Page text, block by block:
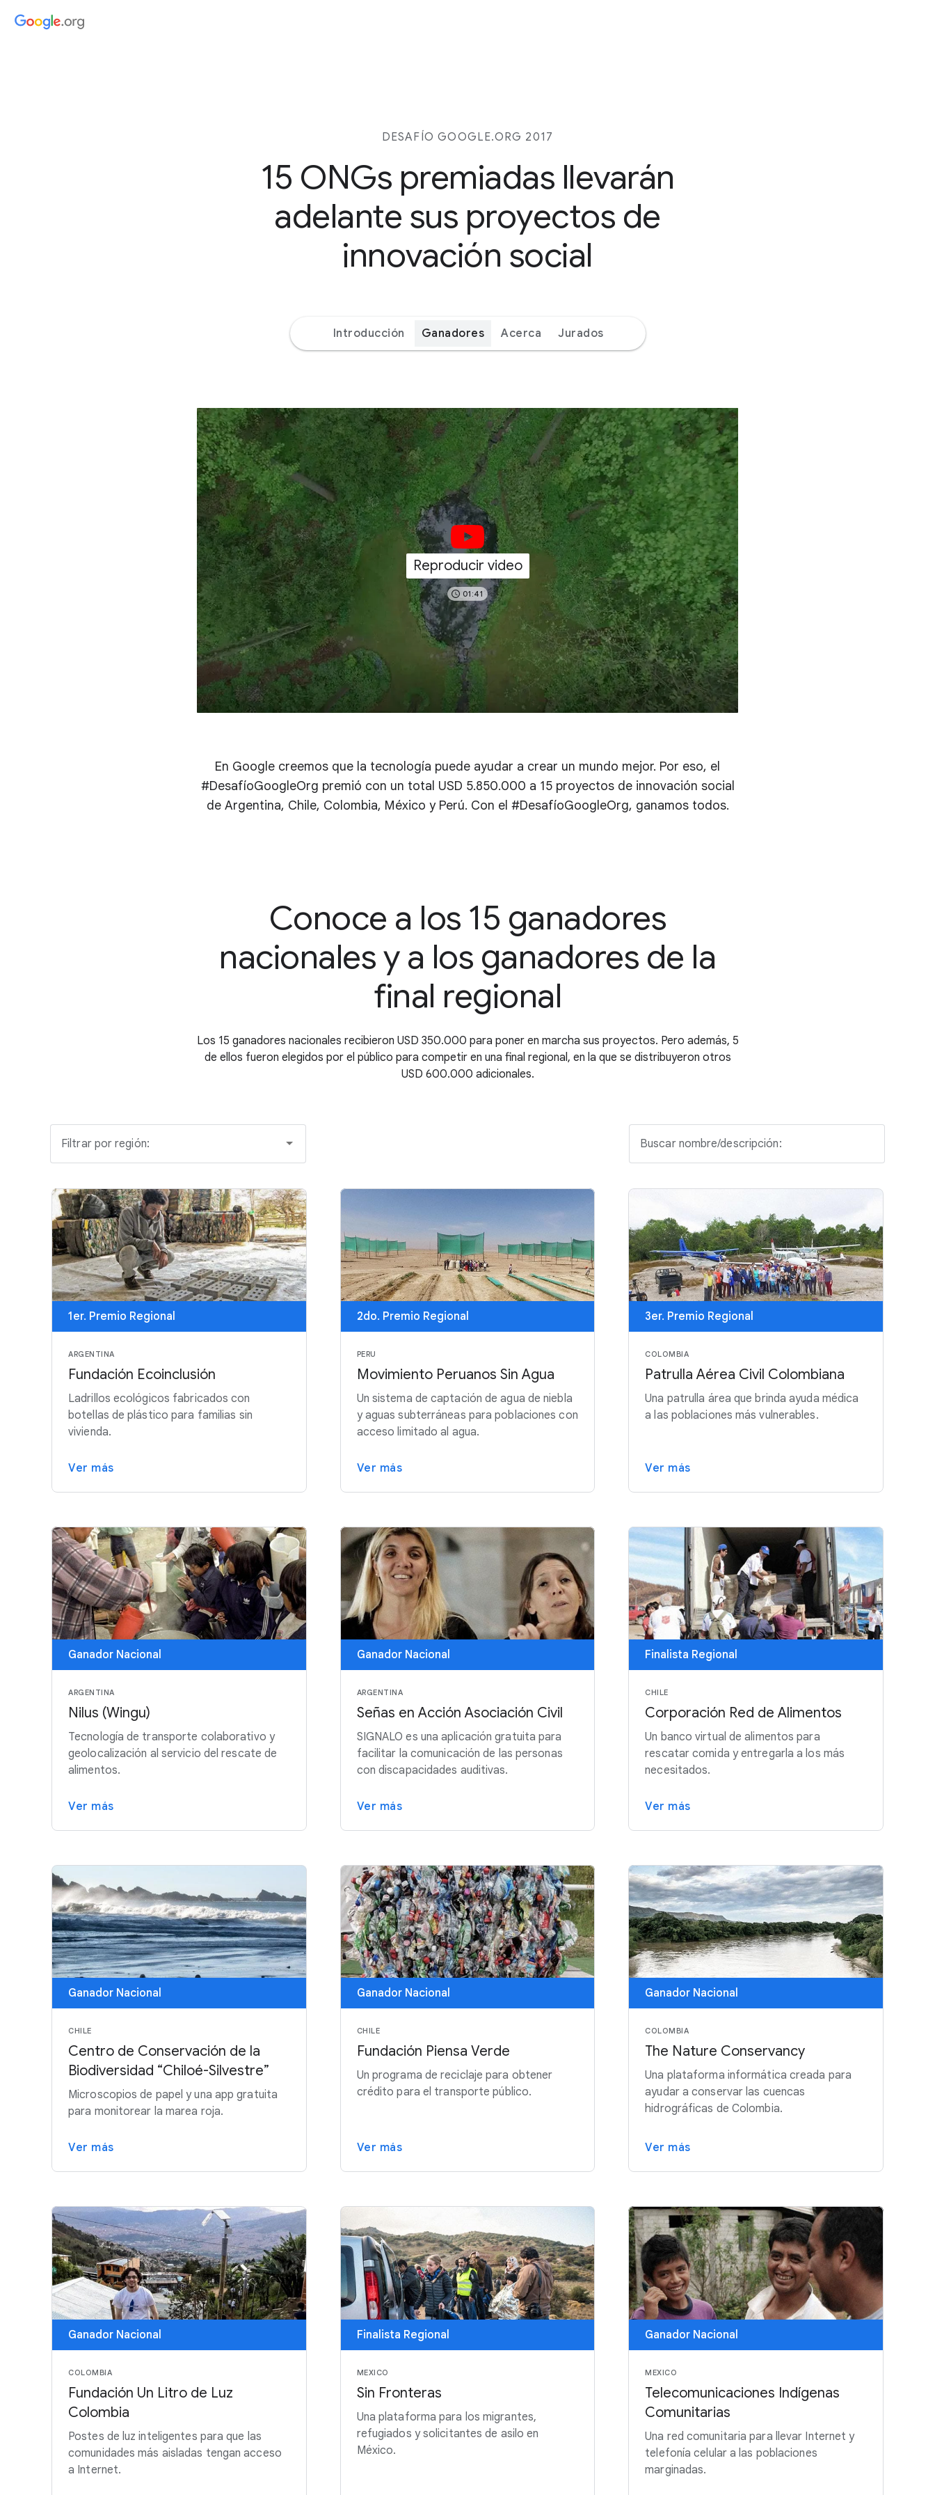
DESAFÍO GOOGLE.ORG 2017
15 ONGs premiadas llevarán
adelante sus proyectos de
innovación social
Introducción Ganadores Acerca Jurados
Reproducir video
01:41
En Google creemos que la tecnología puede ayudar a crear un mundo mejor. Por eso, el
#DesafíoGoogleOrg premió con un total USD 5.850.000 a 15 proyectos de innovación social
de Argentina, Chile, Colombia, México y Perú. Con el #DesafíoGoogleOrg, ganamos todos.
Conoce a los 15 ganadores
nacionales y a los ganadores de la
final regional
Los 15 ganadores nacionales recibieron USD 350.000 para poner en marcha sus proyectos. Pero además, 5
de ellos fueron elegidos por el público para competir en una final regional, en la que se distribuyeron otros
USD 600.000 adicionales.
Filtrar por región: Buscar nombre/descripción:
1er. Premio Regional
ARGENTINA
Fundación Ecoinclusión
Ladrillos ecológicos fabricados con
botellas de plástico para familias sin
vivienda.
Ver más
2do. Premio Regional
PERU
Movimiento Peruanos Sin Agua
Un sistema de captación de agua de niebla
y aguas subterráneas para poblaciones con
acceso limitado al agua.
Ver más
3er. Premio Regional
COLOMBIA
Patrulla Aérea Civil Colombiana
Una patrulla área que brinda ayuda médica
a las poblaciones más vulnerables.
Ver más
Ganador Nacional
ARGENTINA
Nilus (Wingu)
Tecnología de transporte colaborativo y
geolocalización al servicio del rescate de
alimentos.
Ver más
Ganador Nacional
ARGENTINA
Señas en Acción Asociación Civil
SIGNALO es una aplicación gratuita para
facilitar la comunicación de las personas
con discapacidades auditivas.
Ver más
Finalista Regional
CHILE
Corporación Red de Alimentos
Un banco virtual de alimentos para
rescatar comida y entregarla a los más
necesitados.
Ver más
Ganador Nacional
CHILE
Centro de Conservación de la
Biodiversidad “Chiloé-Silvestre”
Microscopios de papel y una app gratuita
para monitorear la marea roja.
Ver más
Ganador Nacional
CHILE
Fundación Piensa Verde
Un programa de reciclaje para obtener
crédito para el transporte público.
Ver más
Ganador Nacional
COLOMBIA
The Nature Conservancy
Una plataforma informática creada para
ayudar a conservar las cuencas
hidrográficas de Colombia.
Ver más
Ganador Nacional
COLOMBIA
Fundación Un Litro de Luz
Colombia
Postes de luz inteligentes para que las
comunidades más aisladas tengan acceso
a Internet.
Finalista Regional
MEXICO
Sin Fronteras
Una plataforma para los migrantes,
refugiados y solicitantes de asilo en
México.
Ganador Nacional
MEXICO
Telecomunicaciones Indígenas
Comunitarias
Una red comunitaria para llevar Internet y
telefonía celular a las poblaciones
marginadas.